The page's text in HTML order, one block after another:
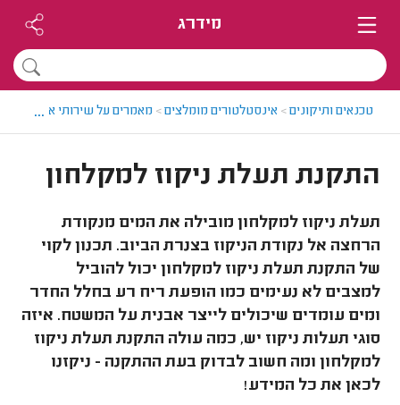
מידרג
טכנאים ותיקונים> אינסטלטורים מומלצים> מאמרים על שירותי ...
התקנת תעלת ניקוז למקלחון
תעלת ניקוז למקלחון מובילה את המים מנקודת
הרחצה אל נקודת הניקוז בצנרת הביוב. תכנון לקוי
של התקנת תעלת ניקוז למקלחון יכול להוביל
למצבים לא נעימים כמו הופעת ריח רע בחלל החדר
ומים עומדים שיכולים לייצר אבנית על המשטח. איזה
סוגי תעלות ניקוז יש, כמה עולה התקנת תעלת ניקוז
למקלחון ומה חשוב לבדוק בעת ההתקנה - ניקזנו
לכאן את כל המידע!